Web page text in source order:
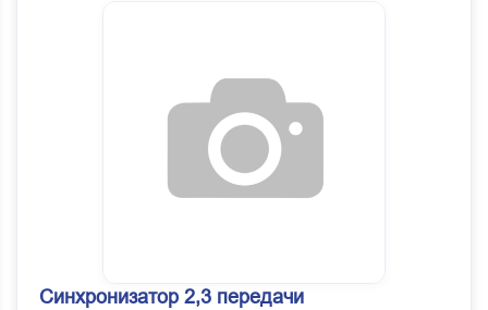
Синхронизатор 2,3 передачи